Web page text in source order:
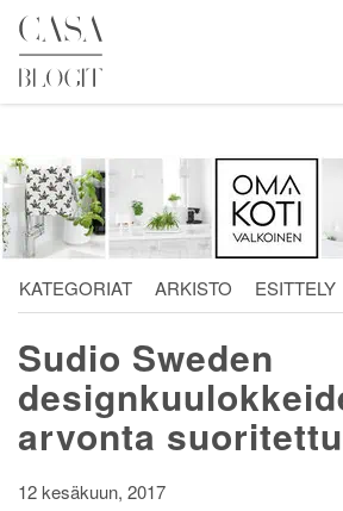
Skip
content
KATEGORIAT ARKISTO ESITTELY
Sudio Sweden
arvonta suoritettu
12 kesäkuun, 2017